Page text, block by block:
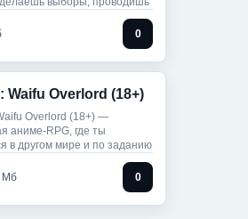
0
Waifu Overlord (18+)
Overlord (18+) —
аниме-RPG, где ты
в другом мире и по заданию
Мб 0